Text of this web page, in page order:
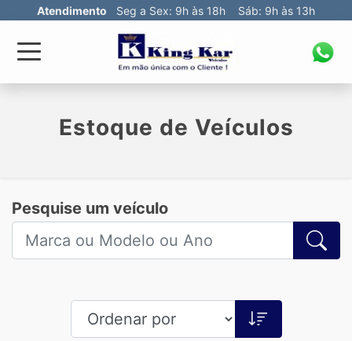
Atendimento Seg a Sex: 9h às 18h Sáb: 9h às 13h
Estoque de Veículos
Pesquise um veículo